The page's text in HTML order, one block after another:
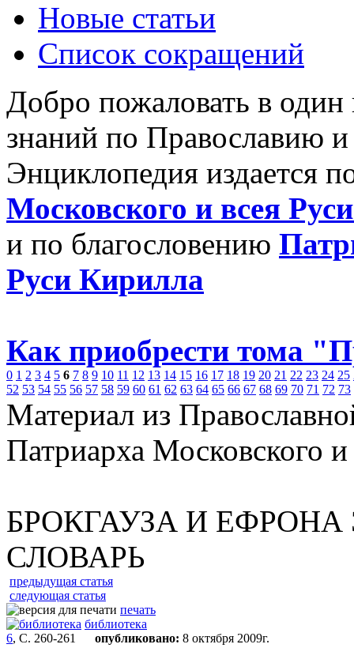
Новые статьи
Список сокращений
Добро пожаловать в
знаний по Православию
Энциклопедия издается
Московского и всея
и по благословению
Руси Кирилла
Как приобрести тома
0 1 2 3 4 5 6 7 8 9 10 11 12 13 14 15 16 17 18 19 20 21 22 23 24 25
52 53 54 55 56 57 58 59 60 61 62 63 64 65 66 67 68 69 70 71 72 73
Материал из
Патриарха Московского
БРОКГАУЗА И
СЛОВАРЬ
предыдущая статья
следующая статья
печать
библиотека
6, С. 260-261 опубликовано: 8 октября 2009г.